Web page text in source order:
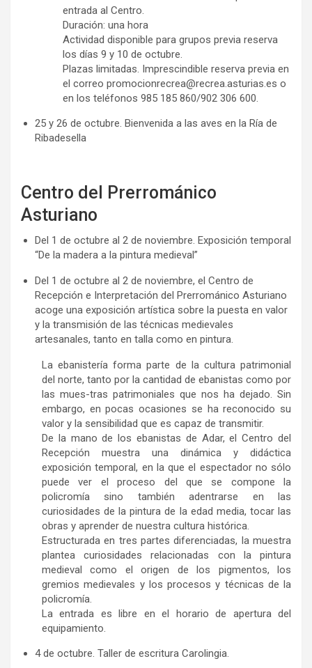
entrada al Centro.
Duración: una hora
Actividad disponible para grupos previa reserva
los días 9 y 10 de octubre.
Plazas limitadas. Imprescindible reserva previa en
el correo promocionrecrea@recrea.asturias.es o
en los teléfonos 985 185 860/902 306 600.
25 y 26 de octubre. Bienvenida a las aves en la Ría de
Ribadesella
Centro del Prerrománico
Asturiano
Del 1 de octubre al 2 de noviembre. Exposición temporal
“De la madera a la pintura medieval”
Del 1 de octubre al 2 de noviembre, el Centro de
Recepción e Interpretación del Prerrománico Asturiano
acoge una exposición artística sobre la puesta en valor
y la transmisión de las técnicas medievales
artesanales, tanto en talla como en pintura.
La ebanistería forma parte de la cultura patrimonial
del norte, tanto por la cantidad de ebanistas como por
las mues-tras patrimoniales que nos ha dejado. Sin
embargo, en pocas ocasiones se ha reconocido su
valor y la sensibilidad que es capaz de transmitir.
De la mano de los ebanistas de Adar, el Centro del
Recepción muestra una dinámica y didáctica
exposición temporal, en la que el espectador no sólo
puede ver el proceso del que se compone la
policromía sino también adentrarse en las
curiosidades de la pintura de la edad media, tocar las
obras y aprender de nuestra cultura histórica.
Estructurada en tres partes diferenciadas, la muestra
plantea curiosidades relacionadas con la pintura
medieval como el origen de los pigmentos, los
gremios medievales y los procesos y técnicas de la
policromía.
La entrada es libre en el horario de apertura del
equipamiento.
4 de octubre. Taller de escritura Carolingia.